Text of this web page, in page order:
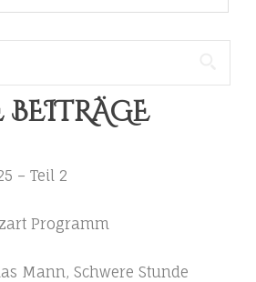
BEITRÄGE
– Teil 2
Programm
Mann, Schwere Stunde